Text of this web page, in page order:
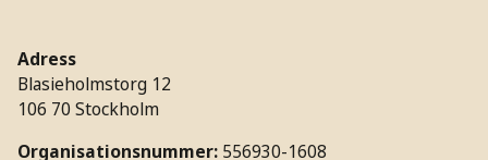
Adress
Blasieholmstorg 12
106 70 Stockholm
Organisationsnummer: 556930-1608